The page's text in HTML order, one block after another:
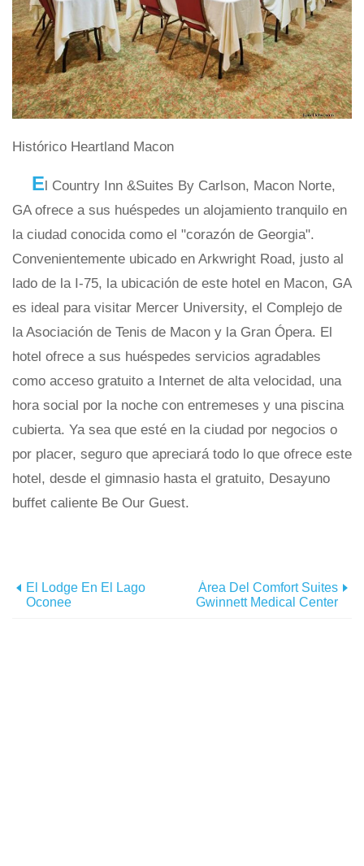
Histórico Heartland Macon
El Country Inn &Suites By Carlson, Macon Norte,
GA ofrece a sus huéspedes un alojamiento tranquilo en
la ciudad conocida como el "corazón de Georgia".
Convenientemente ubicado en Arkwright Road, justo al
lado de la I-75, la ubicación de este hotel en Macon, GA
es ideal para visitar Mercer University, el Complejo de
la Asociación de Tenis de Macon y la Gran Ópera. El
hotel ofrece a sus huéspedes servicios agradables
como acceso gratuito a Internet de alta velocidad, una
hora social por la noche con entremeses y una piscina
cubierta. Ya sea que esté en la ciudad por negocios o
por placer, seguro que apreciará todo lo que ofrece este
hotel, desde el gimnasio hasta el gratuito, Desayuno
buffet caliente Be Our Guest.
El Lodge En El Lago
Oconee
Área Del Comfort Suites
Gwinnett Medical Center